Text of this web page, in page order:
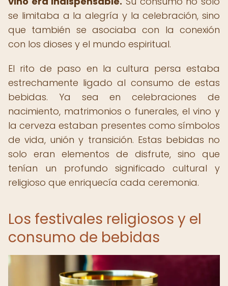
se limitaba a la alegría y la celebración, sino
que también se asociaba con la conexión
con los dioses y el mundo espiritual.
El rito de paso en la cultura persa estaba
estrechamente ligado al consumo de estas
bebidas. Ya sea en celebraciones de
nacimiento, matrimonios o funerales, el vino y
la cerveza estaban presentes como símbolos
de vida, unión y transición. Estas bebidas no
solo eran elementos de disfrute, sino que
tenían un profundo significado cultural y
religioso que enriquecía cada ceremonia.
Los festivales religiosos y el
consumo de bebidas